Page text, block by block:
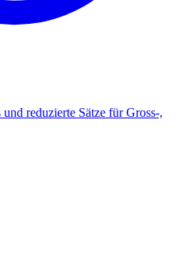
reduzierte Sätze für Gross-,